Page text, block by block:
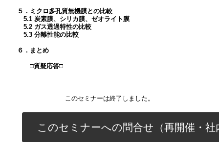
５．ミクロ多孔質無機膜との比較
5.1 炭素膜、シリカ膜、ゼオライト膜
5.2 ガス透過特性の比較
5.3 分離性能の比較
６．まとめ
□質疑応答□
このセミナーは終了しました。
このセミナーへの問合せ（再開催・社